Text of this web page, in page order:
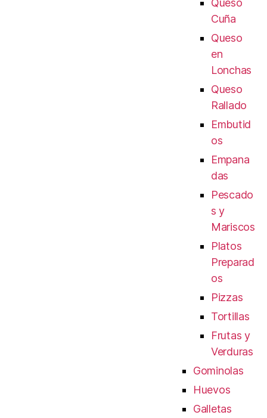
Queso
Cuña
Queso
en
Lonchas
Queso
Rallado
Embutid
os
Empana
das
Pescado
s y
Mariscos
Platos
Preparad
os
Pizzas
Tortillas
Frutas y
Verduras
Gominolas
Huevos
Galletas